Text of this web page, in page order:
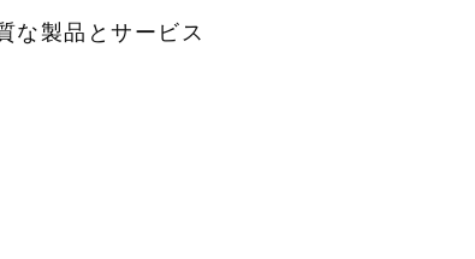
な製品とサービス